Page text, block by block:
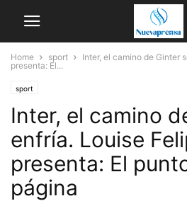
Home sport
Inter, el camino de Ginter
presenta: El...
sport
Inter, el camino
enfría. Louise
presenta: El
página